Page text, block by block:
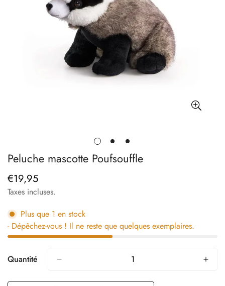
Peluche mascotte Poufsouffle
Prix
régulier
€19,95
Taxes incluses.
Plus que 1 en stock
- Dépêchez-vous ! Il ne reste que quelques exemplaires.
Quantité